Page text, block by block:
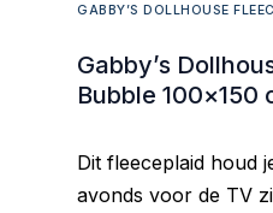
GABBY’S DOLLHOUSE
Gabby’s
Bubble 100×150
Dit fleeceplaid houd
avonds voor de TV